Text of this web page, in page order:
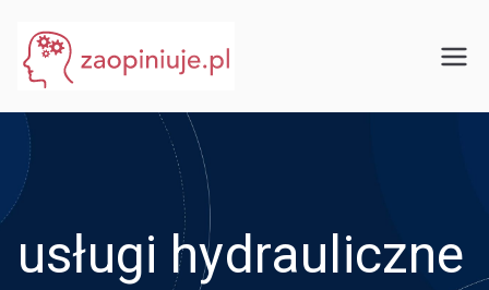
treści
usługi hydrauliczne